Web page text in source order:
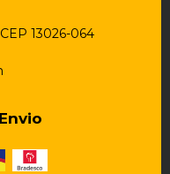
13026-064